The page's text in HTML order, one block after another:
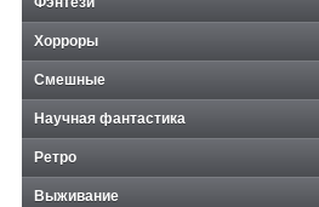
Хорроры
Смешные
Научная фантастика
Ретро
Выживание